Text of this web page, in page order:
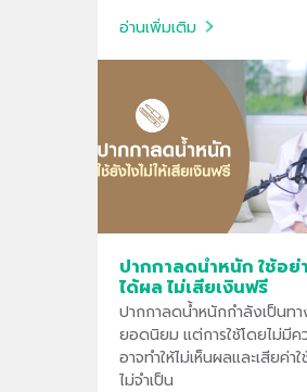
อ่านเพิ่มเติม
ปากกาลดน้ำหนัก ใช้อย่
ได้ผล ไม่เสียเงินฟรี
ปากกาลดน้ำหนักกำลังเป็นทา
ยอดนิยม แต่การใช้โดยไม่มีคว
อาจทำให้ไม่เห็นผลและเสียค่า
ไม่จำเป็น